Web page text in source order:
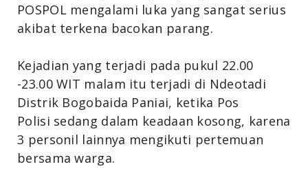
POSPOL mengalami luka yang sangat serius
akibat terkena bacokan parang.
Kejadian yang terjadi pada pukul 22.00
-23.00 WIT malam itu terjadi di Ndeotadi
Distrik Bogobaida Paniai, ketika Pos
Polisi sedang dalam keadaan kosong, karena
3 personil lainnya mengikuti pertemuan
bersama warga.